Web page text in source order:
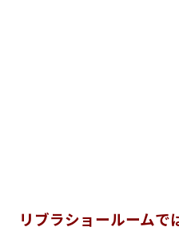
リブラショールームで